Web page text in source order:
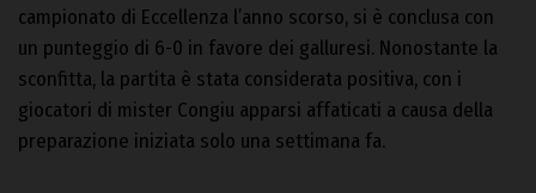
campionato di Eccellenza l’anno scorso, si è conclusa con
un punteggio di 6-0 in favore dei galluresi. Nonostante la
sconfitta, la partita è stata considerata positiva, con i
giocatori di mister Congiu apparsi affaticati a causa della
preparazione iniziata solo una settimana fa.